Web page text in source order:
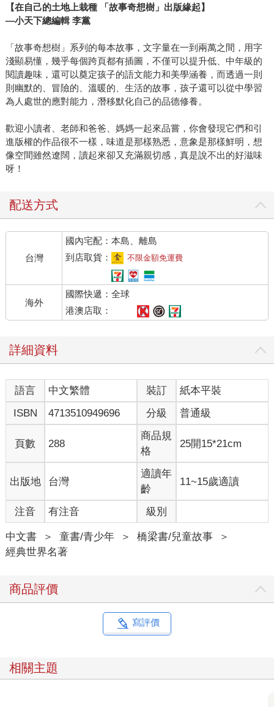
【在自己的土地上栽種 「故事奇想樹」出版緣起】
—小天下總編輯 李黨
「故事奇想樹」系列的每本故事，文字量在一到兩萬之間，用字
淺顯易懂，幾乎每個跨頁都有插圖，不僅可以提升低、中年級的
閱讀趣味，還可以奠定孩子的語文能力和美學涵養，而透過一則
則幽默的、冒險的、溫暖的、生活的故事，孩子還可以從中學習
為人處世的應對能力，潛移默化自己的品德修養。
歡迎小讀者、老師和爸爸、媽媽一起來品嘗，你會發現它們和引
進版權的作品很不一樣，味道是那樣熟悉，意象是那樣鮮明，想
像空間雖然遼闊，讀起來卻又充滿親切感，真是說不出的好滋味
呀！
配送方式
台灣
國內宅配：本島、離島
到店取貨：
不限金額免運費
海外
國際快遞：全球
港澳店取：
詳細資料
語言 中文繁體 裝訂
紙本平裝
ISBN
4713510949696 分級 普通級
頁數 288
商品規
格
25開15*21cm
出版地 台灣
適讀年
齡
11~15歲適讀
注音 有注音 級別
中文書 ＞ 童書/青少年 ＞ 橋梁書/兒童故事
＞
經典世界名著
商品評價
寫評價
相關主題